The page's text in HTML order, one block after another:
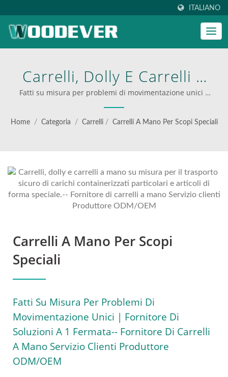
ITALIANO
Carrelli, Dolly E Carrelli A
Mano Su Misura Per Il
Trasporto Sicuro Di Carichi
Speciale.-- Fornitore Di
Carrelli A Mano Servizio
ODM/OEM | Scopri
L'attrezzatura Per La
Movimentazione Dei
Materiali Durevole E
Versatile Di WOODEVER
Fatti su misura per problemi di movimentazione unici |
fornitore di soluzioni a 1 fermata-- Fornitore di carrelli a
mano Servizio clienti Produttore ODM/OEM | carrelli
multifunzionali per una logistica efficiente
Home / Categoria / Carrelli / Carrelli A Mano Per Scopi Speciali
Carrelli A Mano Per Scopi
Speciali
Fatti Su Misura Per Problemi Di
Movimentazione Unici | Fornitore Di
Soluzioni A 1 Fermata-- Fornitore Di Carrelli
A Mano Servizio Clienti Produttore
ODM/OEM